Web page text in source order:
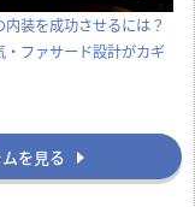
装を成功させるには？
・ファサード設計がカギ
を見る